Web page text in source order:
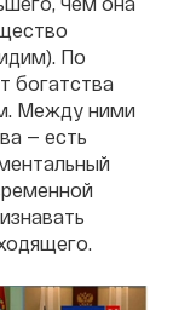
По
богатства
Между ними
— есть